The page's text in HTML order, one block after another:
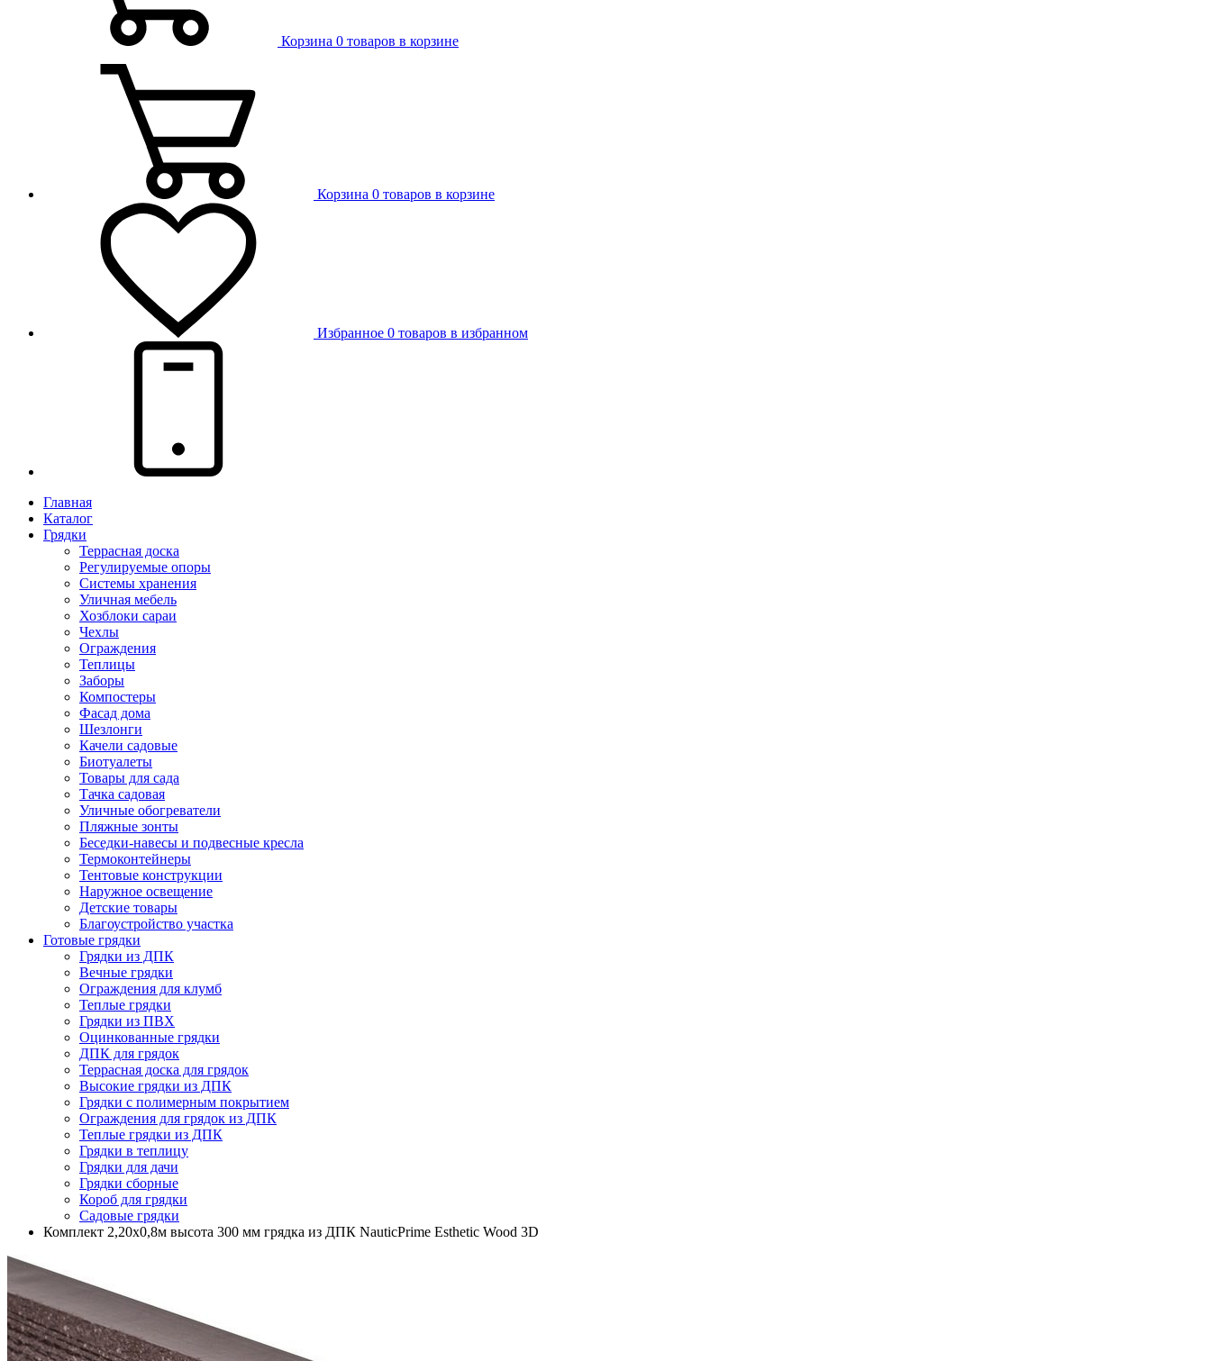
Корзина 0 товаров в корзине
Корзина 0 товаров в корзине
Избранное 0 товаров в избранном
Главная
Каталог
Грядки
Террасная доска
Регулируемые опоры
Системы хранения
Уличная мебель
Хозблоки сараи
Чехлы
Ограждения
Теплицы
Заборы
Компостеры
Фасад дома
Шезлонги
Качели садовые
Биотуалеты
Товары для сада
Тачка садовая
Уличные обогреватели
Пляжные зонты
Беседки-навесы и подвесные кресла
Термоконтейнеры
Тентовые конструкции
Наружное освещение
Детские товары
Благоустройство участка
Готовые грядки
Грядки из ДПК
Вечные грядки
Ограждения для клумб
Теплые грядки
Грядки из ПВХ
Оцинкованные грядки
ДПК для грядок
Террасная доска для грядок
Высокие грядки из ДПК
Грядки с полимерным покрытием
Ограждения для грядок из ДПК
Теплые грядки из ДПК
Грядки в теплицу
Грядки для дачи
Грядки сборные
Короб для грядки
Садовые грядки
Комплект 2,20х0,8м высота 300 мм грядка из ДПК NauticPrime Esthetic Wood 3D